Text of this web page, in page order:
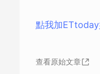
點我加
查看原始文章